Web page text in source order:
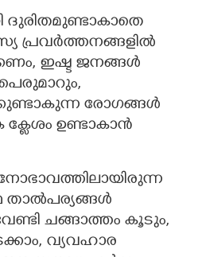
ദുരിതമുണ്ടാകാതെ
പ്രവർത്തനങ്ങളിൽ
ഇഷ്ട ജനങ്ങൾ
രോഗങ്ങൾ
ഉണ്ടാകാൻ
താൽപര്യങ്ങൾ
ചങ്ങാത്തം കൂടും,
വ്യവഹാര